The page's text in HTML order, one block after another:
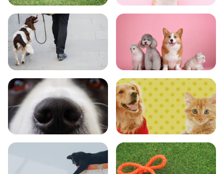
トレーニング グッズ
おでかけ 図鑑
エンタメ クイズ